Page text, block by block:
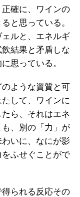
確に、ワインの
と思っている。
ルと、エネルギ
結果と矛盾しな
思っている。
ような資質と可
して、ワインに
たら、それはエネ
、別の「力」が
いに、なにが影
ふせぐことがで
られる反応その